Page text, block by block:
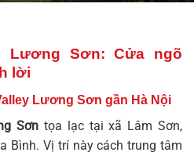
Lương Sơn: Cửa ngõ
lời
Lương Sơn gần Hà Nội
Sơn tọa lạc tại xã Lâm Sơn,
Bình. Vị trí này cách trung tâm